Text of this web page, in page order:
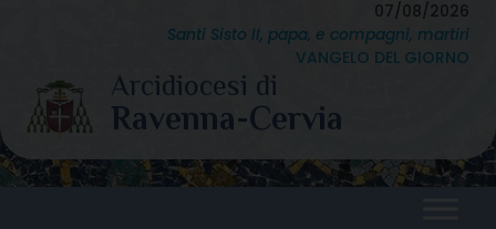
content
07/08/2026
Santi Sisto II, papa, e compagni, martiri
VANGELO DEL GIORNO